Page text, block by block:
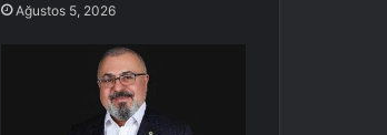
Ağustos 5, 2026